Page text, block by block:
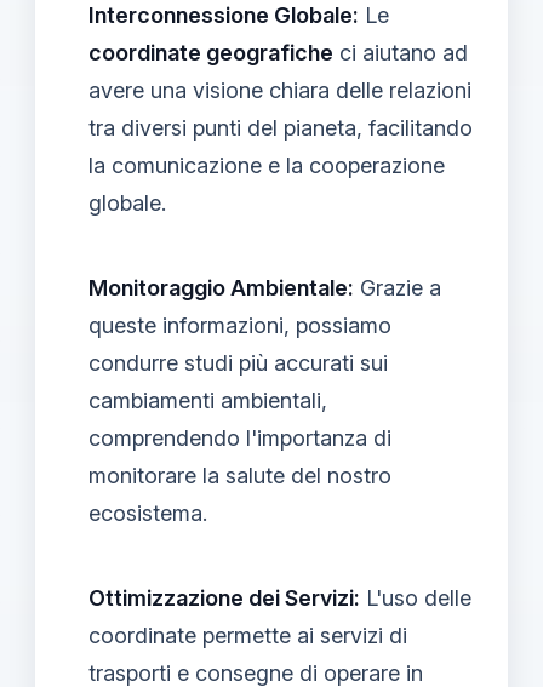
Interconnessione Globale: Le
coordinate geografiche ci aiutano ad
avere una visione chiara delle relazioni
tra diversi punti del pianeta, facilitando
la comunicazione e la cooperazione
globale.
Monitoraggio Ambientale: Grazie a
queste informazioni, possiamo
condurre studi più accurati sui
cambiamenti ambientali,
comprendendo l'importanza di
monitorare la salute del nostro
ecosistema.
Ottimizzazione dei Servizi: L'uso delle
coordinate permette ai servizi di
trasporti e consegne di operare in